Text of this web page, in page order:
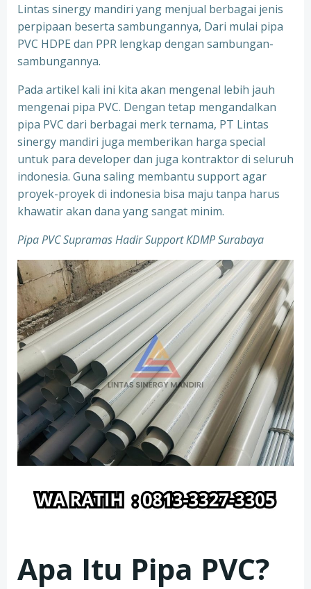
Lintas sinergy mandiri yang menjual berbagai jenis
perpipaan beserta sambungannya, Dari mulai pipa
PVC HDPE dan PPR lengkap dengan sambungan-
sambungannya.
Pada artikel kali ini kita akan mengenal lebih jauh
mengenai pipa PVC. Dengan tetap mengandalkan
pipa PVC dari berbagai merk ternama, PT Lintas
sinergy mandiri juga memberikan harga special
untuk para developer dan juga kontraktor di seluruh
indonesia. Guna saling membantu support agar
proyek-proyek di indonesia bisa maju tanpa harus
khawatir akan dana yang sangat minim.
Pipa PVC Supramas Hadir Support KDMP Surabaya
Apa Itu Pipa PVC?